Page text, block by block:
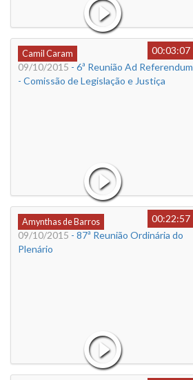
Camil Caram
00:03:07
09/10/2015 - 6ª Reunião Ad Referendum
- Comissão de Legislação e Justiça
Amynthas de Barros
00:22:57
09/10/2015 - 87ª Reunião Ordinária do
Plenário